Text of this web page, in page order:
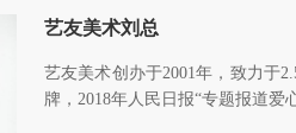
艺友美术刘总
艺友美术创办于2001年，致力于
牌，2018年人民日报“专题报道